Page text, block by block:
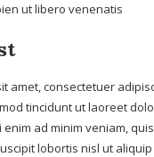
ut libero venenatis
amet, consectetuer
tincidunt ut laoreet
ad minim veniam,
lobortis nisl ut